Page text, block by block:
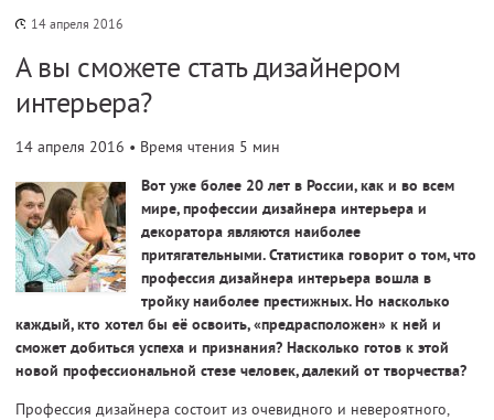
14 апреля 2016
А вы сможете стать дизайнером
интерьера?
14 апреля 2016 • Время чтения 5 мин
Вот уже более 20 лет в России, как и во всем
мире, профессии дизайнера интерьера и
декоратора являются наиболее
притягательными. Статистика говорит о том, что
профессия дизайнера интерьера вошла в
тройку наиболее престижных. Но насколько
каждый, кто хотел бы её освоить, «предрасположен» к ней и
сможет добиться успеха и признания? Насколько готов к этой
новой профессиональной стезе человек, далекий от творчества?
Профессия дизайнера состоит из очевидного и невероятного,